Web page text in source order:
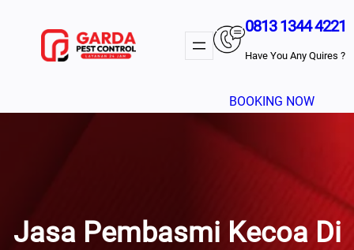
0813 1344 4221
Have You Any Quires ?
BOOKING NOW
Jasa Pembasmi Kecoa Di